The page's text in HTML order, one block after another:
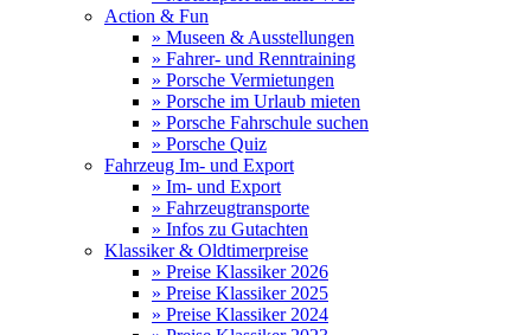
Action & Fun
» Museen & Ausstellungen
» Fahrer- und Renntraining
» Porsche Vermietungen
» Porsche im Urlaub mieten
» Porsche Fahrschule suchen
» Porsche Quiz
Fahrzeug Im- und Export
» Im- und Export
» Fahrzeugtransporte
» Infos zu Gutachten
Klassiker & Oldtimerpreise
» Preise Klassiker 2026
» Preise Klassiker 2025
» Preise Klassiker 2024